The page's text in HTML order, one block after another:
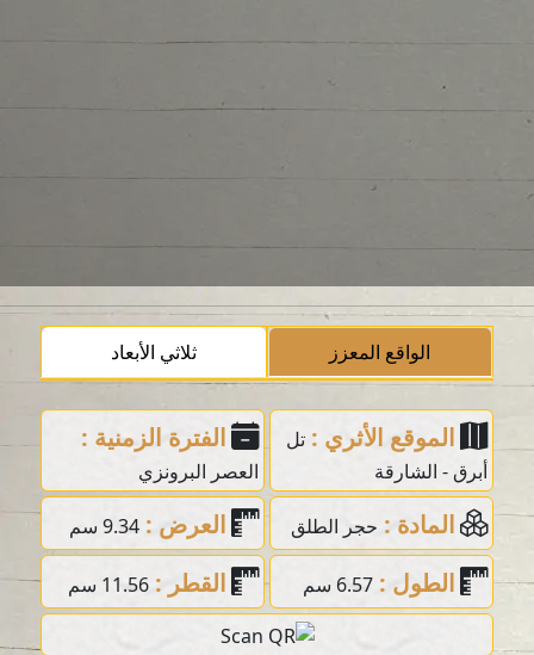
الواقع المعزز ثلاثي الأبعاد
الموقع الأثري : تل
أبرق - الشارقة
الفترة الزمنية :
العصر البرونزي
المادة : حجر الطلق العرض : 9.34 سم
الطول : 6.57 سم القطر : 11.56 سم